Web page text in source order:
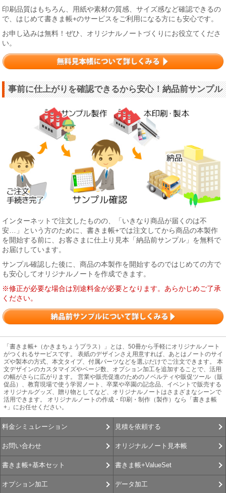
印刷品質はもちろん、用紙や素材の質感、サイズ感など確認できるの
で、はじめて書きま帳+のサービスをご利用になる方にも安心です。
お申し込みは無料！ぜひ、オリジナルノートづくりにお役立てくださ
い。
事前に仕上がりを確認できるから安心！納品前サンプル
インターネットで注文したものの、「いきなり商品が届くのは不
安…」という方のために、書きま帳+では注文してから商品の本製作
を開始する前に、お客さまに仕上り見本「納品前サンプル」を無料で
お届けしています。
サンプル確認した後に、商品の本製作を開始するのではじめての方で
も安心してオリジナルノートを作成できます。
※修正が必要な場合は別途料金が必要となります。あらかじめご了承
ください。
「書きま帳+（かきまちょうプラス）」とは、50冊から手軽にオリジナルノート
がつくれるサービスです。 表紙のデザインさえ用意すれば、あとはノートのサイ
ズや製本の方式、本文タイプ、付属パーツなどを選ぶだけでご注文できます。 本
文デザインのカスタマイズやページ数、オプション加工を追加することで、活用
の幅がさらに広がります。 営業や販売促進のためのノベルティや販促ツール（販
促品）、教育現場で使う学習ノート、卒業や卒園の記念品、イベントで販売する
オリジナルグッズ、贈り物としてなど、オリジナルノートはさまざまなシーンで
活用できます。 オリジナルノートの作成・印刷・制作（製作）なら「書きま帳
+」にお任せください。
料金シミュレーション 見積を依頼する
お問い合わせ オリジナルノート見本帳
書きま帳+基本セット 書きま帳+ValueSet
オプション加工 データ加工